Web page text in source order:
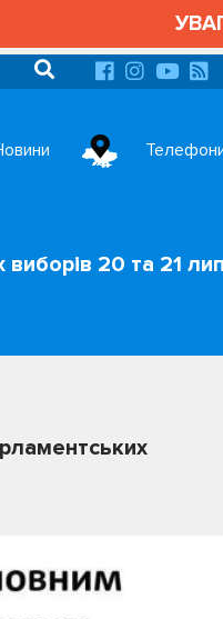
Телефони
20 та 21